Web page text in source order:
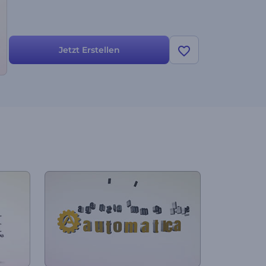
Jetzt Erstellen